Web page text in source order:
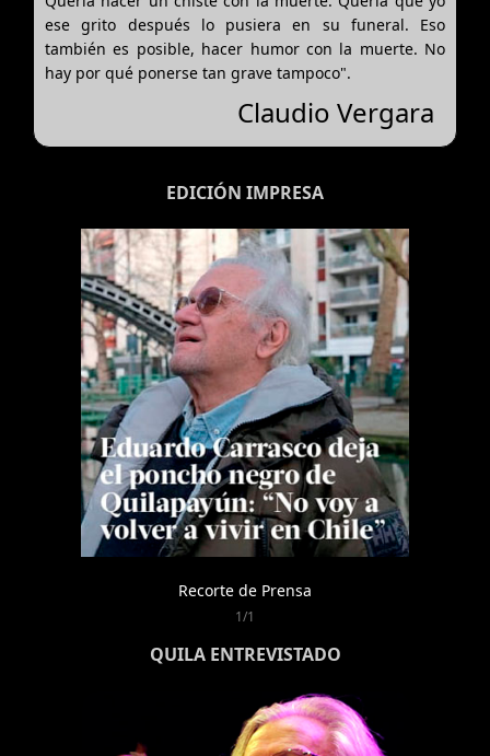
ese grito después lo pusiera en su funeral. Eso
también es posible, hacer humor con la muerte. No
hay por qué ponerse tan grave tampoco".
Claudio Vergara
EDICIÓN IMPRESA
Recorte de Prensa
1/1
QUILA ENTREVISTADO